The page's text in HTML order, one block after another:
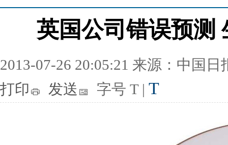
英国公司错误预测
2013-07-26 20:05:21 来源：中国日
打印
发送 字号 T | T